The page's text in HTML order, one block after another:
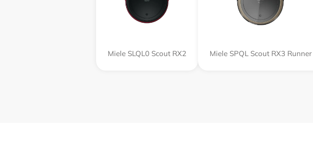
Miele SLQL0 Scout RX2 Miele SPQL Scout RX3 Runner